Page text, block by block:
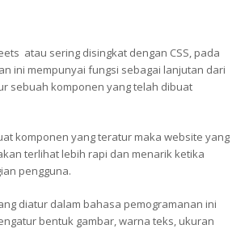
atau sering disingkat dengan CSS, pada
ini mempunyai fungsi sebagai lanjutan dari
sebuah komponen yang telah dibuat
komponen yang teratur maka website yang
terlihat lebih rapi dan menarik ketika
pengguna.
diatur dalam bahasa pemogramanan ini
bentuk gambar, warna teks, ukuran